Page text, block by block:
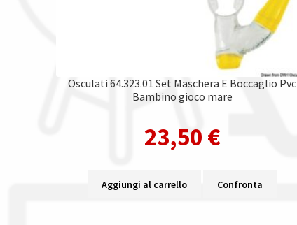
Osculati 64.323.01 Set Maschera E Boccaglio Pvc
Bambino gioco mare
23,50 €
Aggiungi al carrello Confronta